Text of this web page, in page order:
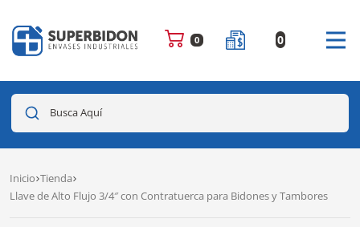
0 0
Busca Aquí
Inicio Tienda
Llave de Alto Flujo 3/4″ con Contratuerca para Bidones y Tambores